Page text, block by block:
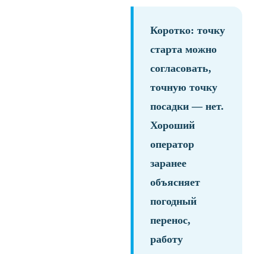
Коротко: точку
старта можно
согласовать,
точную точку
посадки — нет.
Хороший
оператор
заранее
объясняет
погодный
перенос,
работу